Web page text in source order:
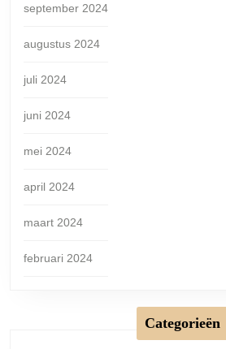
september 2024
augustus 2024
juli 2024
juni 2024
mei 2024
april 2024
maart 2024
februari 2024
Categorieën